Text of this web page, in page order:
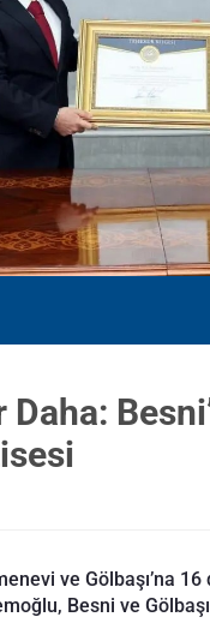
ve Gölbaşı’na
Besni ve